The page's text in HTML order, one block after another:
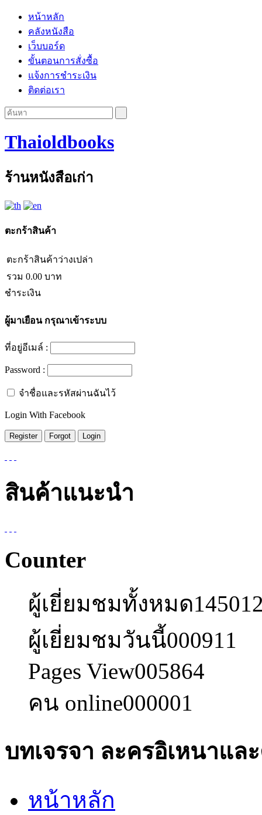
หน้าหลัก
คลังหนังสือ
เว็บบอร์ด
ขั้นตอนการสั่งซื้อ
แจ้งการชำระเงิน
ติดต่อเรา
Thaioldbooks
ร้านหนังสือเก่า
ตะกร้าสินค้า
ตะกร้าสินค้าว่างเปล่า
รวม 0.00 บาท
ชำระเงิน
ผู้มาเยือนกรุณาเข้าระบบ
ที่อยู่อีเมล์ :
Password :
จำชื่อและรหัสผ่านฉันไว้
Login With Facebook
สินค้าแนะนำ
Counter
ผู้เยี่ยมชมทั้งหมด
ผู้เยี่ยมชมวันนี้000911
Pages View005864
คน online000001
บทเจรจา ละครอิเหนาแล
หน้าหลัก